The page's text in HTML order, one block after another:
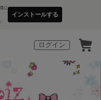
に
インストールする
ログイン